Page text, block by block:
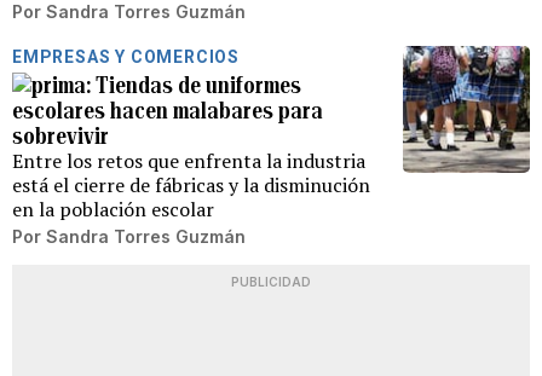
Por Sandra Torres Guzmán
EMPRESAS Y COMERCIOS
Tiendas de uniformes
escolares hacen malabares para
sobrevivir
Entre los retos que enfrenta la industria
está el cierre de fábricas y la disminución
en la población escolar
Por Sandra Torres Guzmán
PUBLICIDAD